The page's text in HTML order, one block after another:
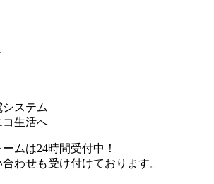
ステム
コ生活へ
ムは24時間受付中！
わせも受け付けております。